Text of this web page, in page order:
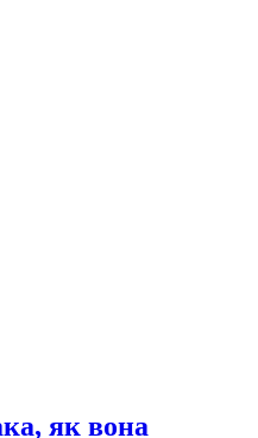
як вона